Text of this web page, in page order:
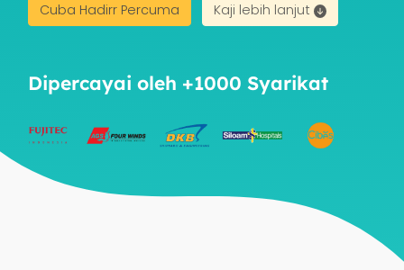
Cuba Hadirr Percuma Kaji lebih lanjut
Dipercayai oleh +1000 Syarikat